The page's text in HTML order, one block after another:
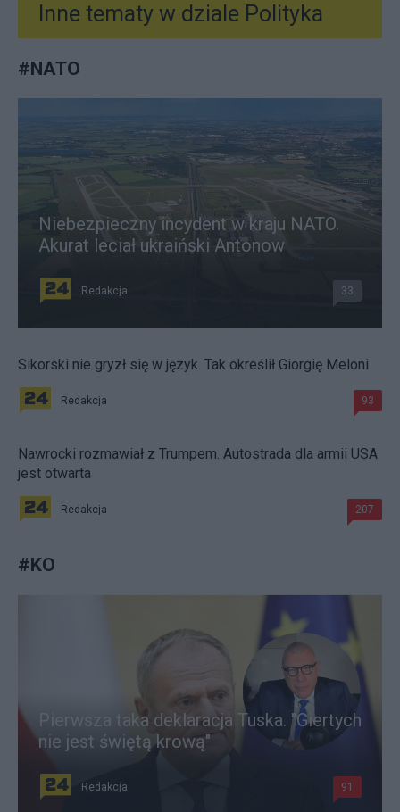
Inne tematy w dziale Polityka
#NATO
Niebezpieczny incydent w kraju NATO.
Akurat leciał ukraiński Antonow
Redakcja 33
Sikorski nie gryzł się w język. Tak określił Giorgię Meloni
Redakcja 93
Nawrocki rozmawiał z Trumpem. Autostrada dla armii USA
jest otwarta
Redakcja 207
#KO
Pierwsza taka deklaracja Tuska. "Giertych
nie jest świętą krową"
Redakcja 91